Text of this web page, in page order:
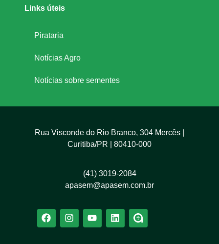
Links úteis
Pirataria
Notícias Agro
Notícias sobre sementes
Rua Visconde do Rio Branco, 304 Mercês |
Curitiba/PR | 80410-000
(41) 3019-2084
apasem@apasem.com.br